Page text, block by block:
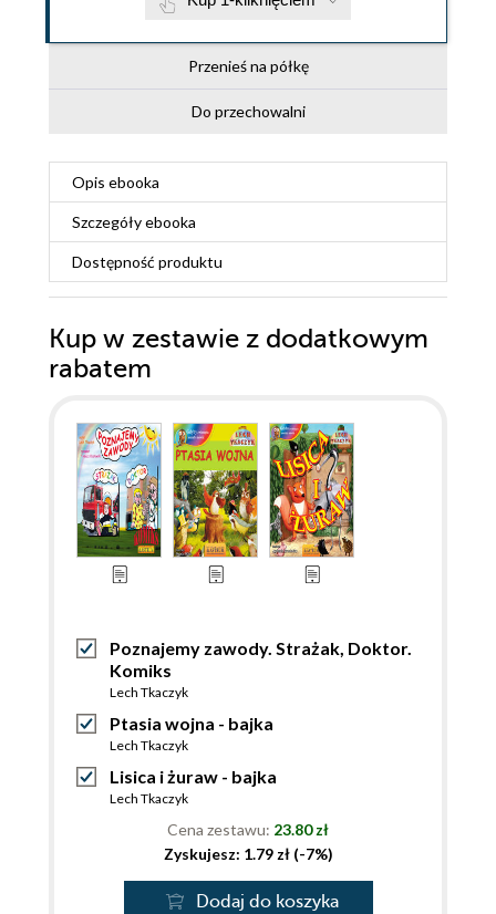
Przenieś na półkę
Do przechowalni
Opis ebooka
Szczegółyebooka
Dostępność produktu
Kup w zestawie z dodatkowym
rabatem
Poznajemy zawody. Strażak, Doktor.
Komiks
Lech Tkaczyk
Ptasia wojna - bajka
Lech Tkaczyk
Lisica i żuraw - bajka
Lech Tkaczyk
Cena zestawu: 23.80 zł
Zyskujesz: 1.79 zł (-7%)
Dodaj do koszyka